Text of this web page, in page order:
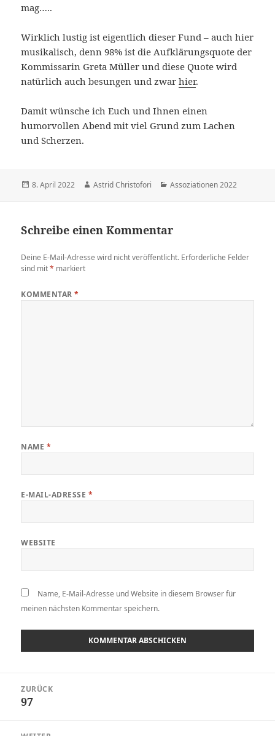
mag…..
Wirklich lustig ist eigentlich dieser Fund – auch hier
musikalisch, denn 98% ist die Aufklärungsquote der
Kommissarin Greta Müller und diese Quote wird
natürlich auch besungen und zwarhier.
Damit wünsche ich Euch und Ihnen einen
humorvollen Abend mit viel Grund zum Lachen
und Scherzen.
Veröffentlicht
8. April 2022 Autor
Astrid Christofori Kategorien
Assoziationen 2022
Schreibe einen Kommentar
Deine E-Mail-Adresse wird nicht veröffentlicht. Erforderliche Felder
sind mit* markiert
KOMMENTAR*
NAME *
E-MAIL-ADRESSE *
WEBSITE
Name, E-Mail-Adresse und Website in diesem Browser für
meinen nächsten Kommentar speichern.
ZURÜCK
Vorheriger
97